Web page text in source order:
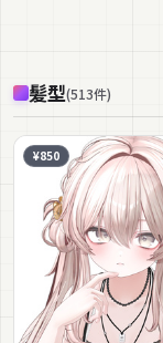
髪型(513件)
¥850